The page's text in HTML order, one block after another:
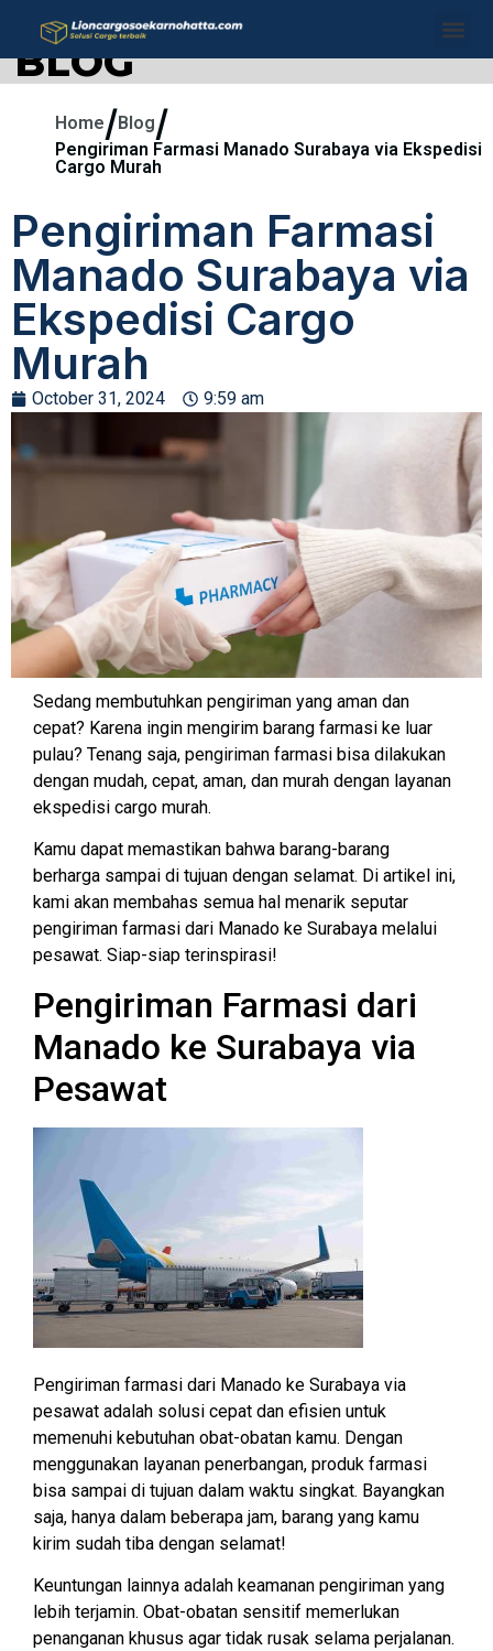
BLOG
Home/Blog/
Pengiriman Farmasi Manado Surabaya via Ekspedisi
Cargo Murah
Pengiriman Farmasi
Manado Surabaya via
Ekspedisi Cargo
Murah
October 31, 2024 9:59 am
Sedang membutuhkan pengiriman yang aman dan
cepat? Karena ingin mengirim barang farmasi ke luar
pulau? Tenang saja, pengiriman farmasi bisa dilakukan
dengan mudah, cepat, aman, dan murah dengan layanan
ekspedisi cargo murah.
Kamu dapat memastikan bahwa barang-barang
berharga sampai di tujuan dengan selamat. Di artikel ini,
kami akan membahas semua hal menarik seputar
pengiriman farmasi dari Manado ke Surabaya melalui
pesawat. Siap-siap terinspirasi!
Pengiriman Farmasi dari
Manado ke Surabaya via
Pesawat
Pengiriman farmasi dari Manado ke Surabaya via
pesawat adalah solusi cepat dan efisien untuk
memenuhi kebutuhan obat-obatan kamu. Dengan
menggunakan layanan penerbangan, produk farmasi
bisa sampai di tujuan dalam waktu singkat. Bayangkan
saja, hanya dalam beberapa jam, barang yang kamu
kirim sudah tiba dengan selamat!
Keuntungan lainnya adalah keamanan pengiriman yang
lebih terjamin. Obat-obatan sensitif memerlukan
penanganan khusus agar tidak rusak selama perjalanan.